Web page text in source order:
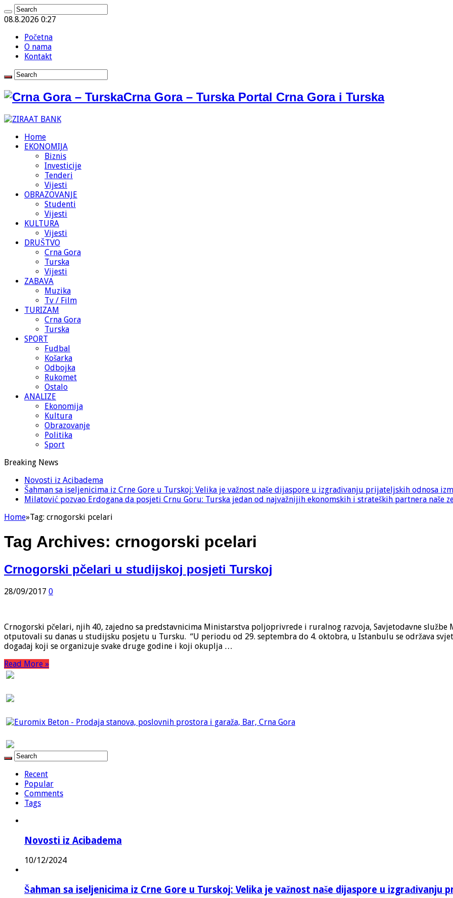
08.8.2026 0:27
Početna
O nama
Kontakt
Crna Gora – Turska Portal Crna Gora i Turska
Home
EKONOMIJA
Biznis
Investicije
Tenderi
Vijesti
OBRAZOVANJE
Studenti
Vijesti
KULTURA
Vijesti
DRUŠTVO
Crna Gora
Turska
Vijesti
ZABAVA
Muzika
Tv / Film
TURIZAM
Crna Gora
Turska
SPORT
Fudbal
Košarka
Odbojka
Rukomet
Ostalo
ANALIZE
Ekonomija
Kultura
Obrazovanje
Politika
Sport
Breaking News
Novosti iz Acibadema
Šahman sa iseljenicima iz Crne Gore u Turskoj: Velika je važnost naše dijaspore u izgrađivanju prijateljskih odnosa
Milatović pozvao Erdogana da posjeti Crnu Goru: Turska jedan od najvažnijih ekonomskih i strateških partnera naše
Home»Tag: crnogorski pcelari
Tag Archives: crnogorski pcelari
Crnogorski pčelari u studijskoj posjeti Turskoj
28/09/2017 0
Crnogorski pčelari, njih 40, zajedno sa predstavnicima Ministarstva poljoprivrede i ruralnog razvoja, Savjetodavne službe
otputovali su danas u studijsku posjetu u Tursku. “U periodu od 29. septembra do 4. oktobra, u Istanbulu se održava
događaj koji se organizuje svake druge godine i koji okuplja …
Read More »
Recent
Popular
Comments
Tags
Novosti iz Acibadema
10/12/2024
Šahman sa iseljenicima iz Crne Gore u Turskoj: Velika je važnost naše dijaspore u izgrađivanju